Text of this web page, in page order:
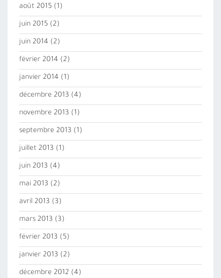
août 2015 (1)
juin 2015 (2)
juin 2014 (2)
février 2014 (2)
janvier 2014 (1)
décembre 2013 (4)
novembre 2013 (1)
septembre 2013 (1)
juillet 2013 (1)
juin 2013 (4)
mai 2013 (2)
avril 2013 (3)
mars 2013 (3)
février 2013 (5)
janvier 2013 (2)
décembre 2012 (4)